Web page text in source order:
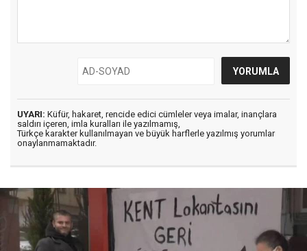
UYARI: Küfür, hakaret, rencide edici cümleler veya imalar, inançlara
saldırı içeren, imla kuralları ile yazılmamış,
Türkçe karakter kullanılmayan ve büyük harflerle yazılmış yorumlar
onaylanmamaktadır.